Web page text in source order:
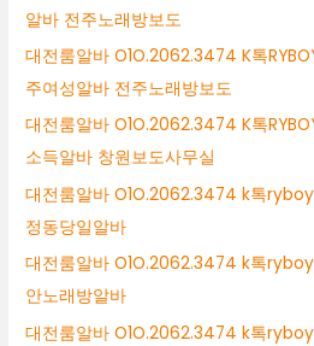
알바 전주노래방보도
대전룸알바 O1O.2062.3474 K톡
주여성알바 전주노래방보도
대전룸알바 O1O.2062.3474 K톡
소득알바 창원보도사무실
대전룸알바 O1O.2062.3474 k톡
정동당일알바
대전룸알바 O1O.2062.3474 k톡
안노래방알바
대전룸알바 O1O.2062.3474 k톡